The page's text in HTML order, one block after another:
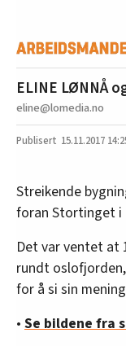
ELINE LØNNÅ
eline@lomedia.no
15.11.2017
Streikende
foran Stortinget i
Det var ventet at
rundt
for å si sin
• Se bildene fra